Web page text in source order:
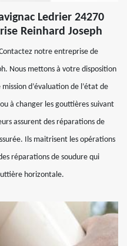
Ledrier 24270
Reinhard Joseph
notre entreprise de
Nous mettons à votre disposition
d’évaluation de l’état de
à changer les gouttières suivant
assurent des réparations de
Ils maitrisent les opérations
réparations de soudure qui
horizontale.